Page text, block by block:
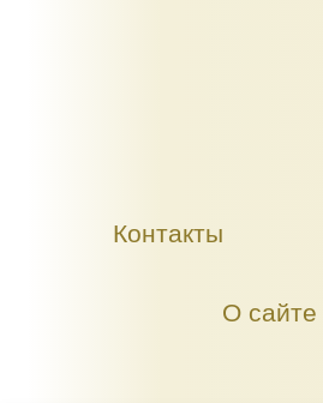
Контакты
О сайте